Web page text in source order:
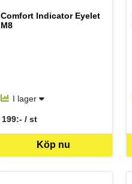
Comfort Indicator Eyelet
M8
I lager
Köp nu
199:- / st
SEK per ST